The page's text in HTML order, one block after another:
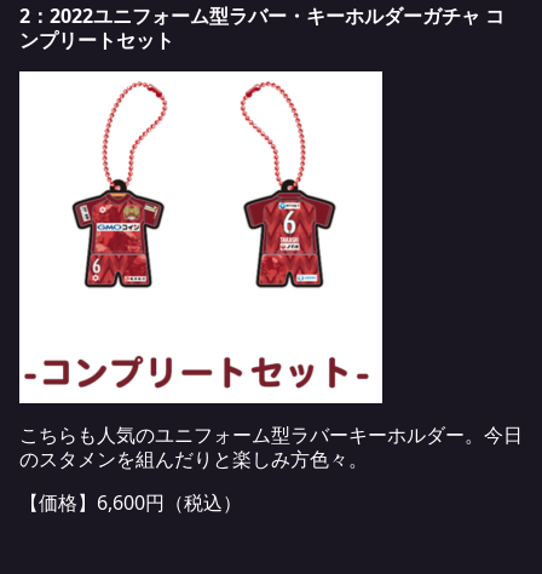
2：2022ユニフォーム型ラバー・キーホルダーガチャ コ
ンプリートセット
こちらも人気のユニフォーム型ラバーキーホルダー。今日
のスタメンを組んだりと楽しみ方色々。
【価格】6,600円（税込）